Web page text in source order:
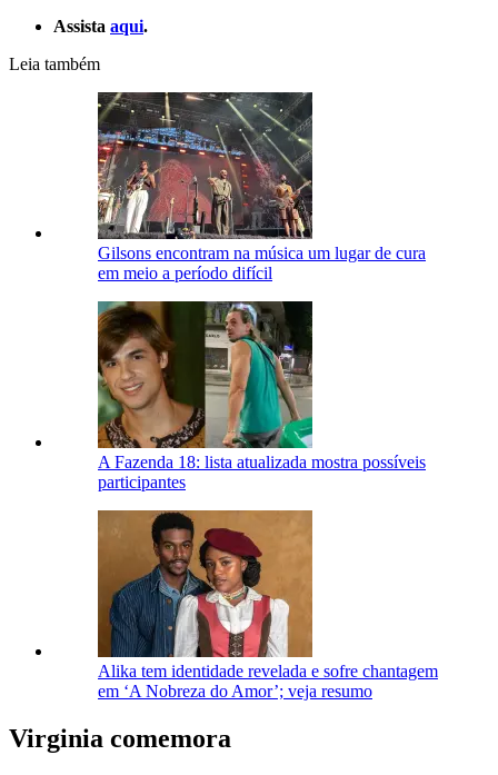
Assista aqui.
Leia também
Gilsons encontram na música um lugar de cura
em meio a período difícil
A Fazenda 18: lista atualizada mostra possíveis
participantes
Alika tem identidade revelada e sofre chantagem
em ‘A Nobreza do Amor’; veja resumo
Virginia comemora